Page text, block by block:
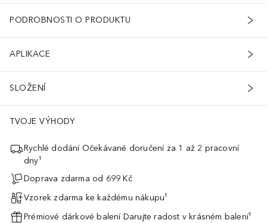
PODROBNOSTI O PRODUKTU
APLIKACE
SLOŽENÍ
TVOJE VÝHODY
Rychlé dodání Očekávané doručení za 1 až 2 pracovní
dny¹
Doprava zdarma od 699 Kč
Vzorek zdarma ke každému nákupu¹
Prémiové dárkové balení Darujte radost v krásném balení¹